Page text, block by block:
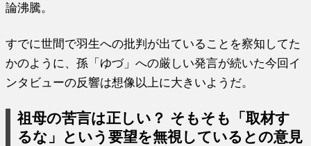
論沸騰。
すでに世間で羽生への批判が出ていることを察知してた
かのように、孫「ゆづ」への厳しい発言が続いた今回イ
ンタビューの反響は想像以上に大きいようだ。
祖母の苦言は正しい？ そもそも「取材す
るな」という要望を無視しているとの意見